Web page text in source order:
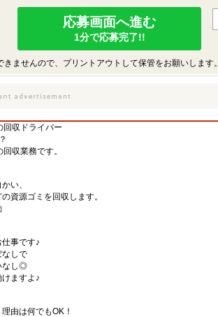
応募画面へ進む
1分で応募完了!!
ませんので、プリントアウトして保管をお願いします。
回収ドライバー
収業務です。
い、
資源ゴミを回収します。
事です♪
なしで
なし◎
ますよ♪
由は何でもOK！